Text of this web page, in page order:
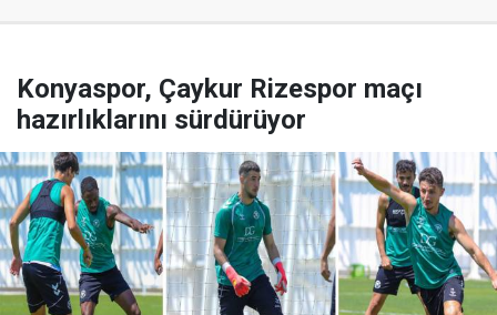
Konyaspor, Çaykur Rizespor maçı
hazırlıklarını sürdürüyor